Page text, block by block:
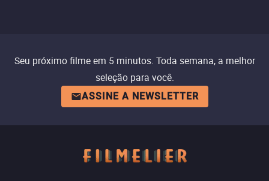
Seu próximo filme em 5 minutos. Toda semana, a melhor
seleção para você.
ASSINE A NEWSLETTER